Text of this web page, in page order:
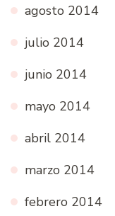
agosto 2014
julio 2014
junio 2014
mayo 2014
abril 2014
marzo 2014
febrero 2014